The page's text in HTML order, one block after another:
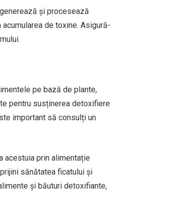
și procesează
de toxine. Asigură-
pe bază de plante,
pentru susținerea detoxifiere
important să consulți un
acestuia prin alimentație
sănătatea ficatului și
și băuturi detoxifiante,